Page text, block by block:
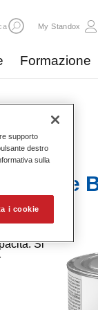
My Standox
Formazione
Si
supporto
destro
sulla
i cookie